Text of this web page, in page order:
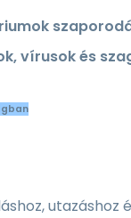
vírusok és
utazáshoz